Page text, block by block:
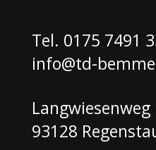
Tel. 0175 7491
info@td-
Langwiesenweg
93128